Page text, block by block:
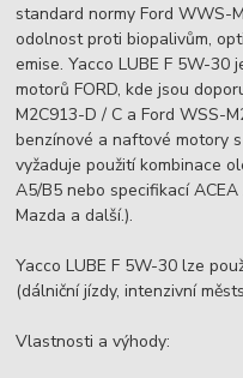
standard normy Ford WWS-
odolnost proti biopalivům,
emise. Yacco LUBE F 5W-30
motorů FORD, kde jsou
M2C913-D / C a Ford WSS-
benzínové a naftové motory
vyžaduje použití kombinace
A5/B5 nebo specifikací
Mazda a další.).
Yacco LUBE F 5W-30 lze
(dálniční jízdy, intenzivní
Vlastnosti a výhody: